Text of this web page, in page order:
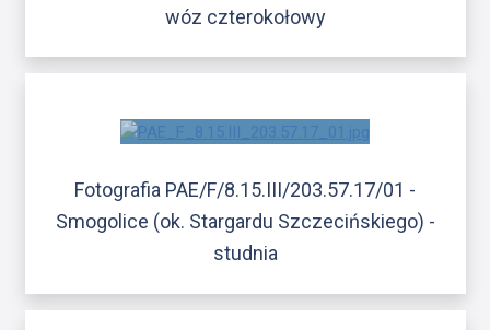
wóz czterokołowy
Fotografia PAE/F/8.15.III/203.57.17/01 -
Smogolice (ok. Stargardu Szczecińskiego) -
studnia